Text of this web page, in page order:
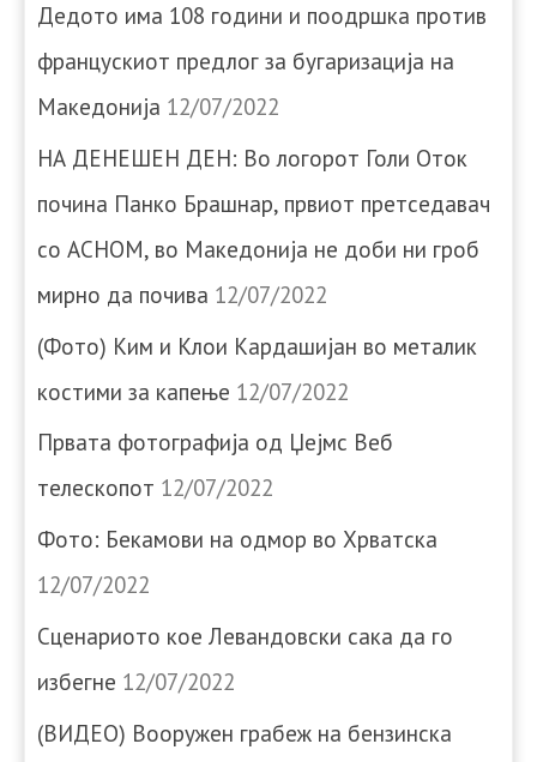
Дедото има 108 години и поодршка против
францускиот предлог за бугаризација на
Македонија 12/07/2022
НА ДЕНЕШЕН ДЕН: Во логорот Голи Оток
почина Панко Брашнар, првиот претседавач
со АСНОМ, во Македонија не доби ни гроб
мирно да почива 12/07/2022
(Фото) Ким и Клои Кардашијан во металик
костими за капење 12/07/2022
Првата фотографија од Џејмс Веб
телескопот 12/07/2022
Фото: Бекамови на одмор во Хрватска
12/07/2022
Сценариото кое Левандовски сака да го
избегне 12/07/2022
(ВИДЕО) Вооружен грабеж на бензинска